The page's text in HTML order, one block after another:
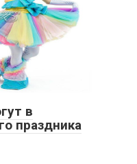
в
праздника